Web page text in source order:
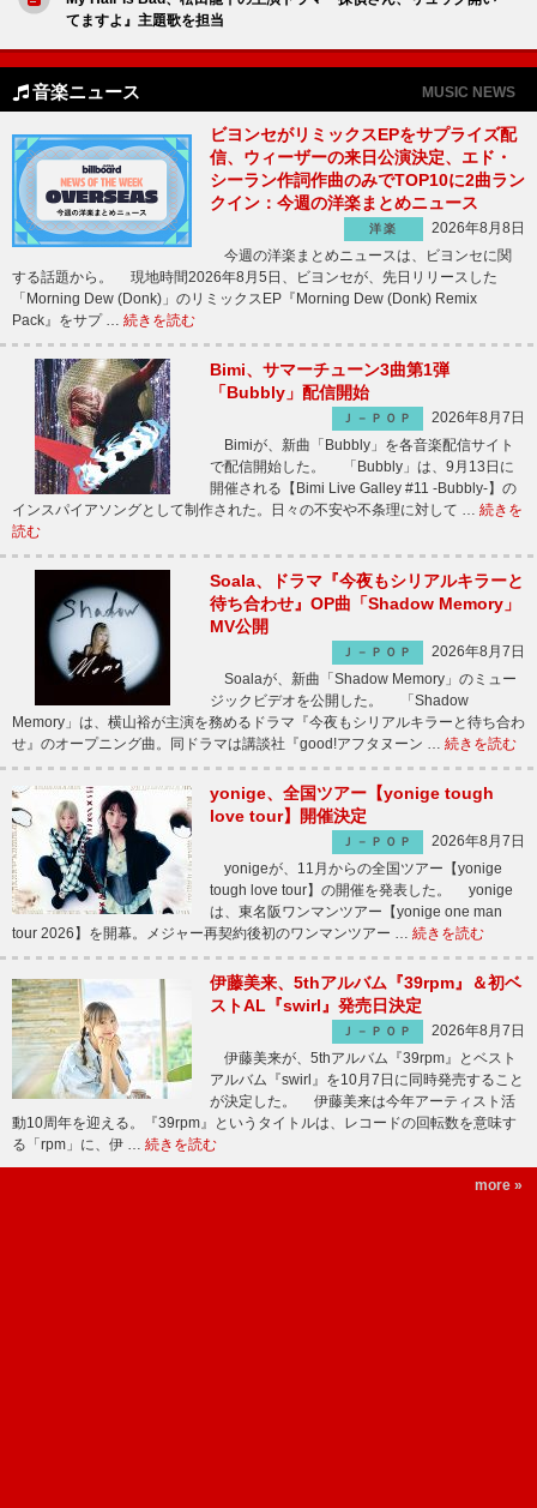
てますよ』主題歌を担当
音楽ニュース MUSIC NEWS
ビヨンセがリミックスEPをサプライズ配
信、ウィーザーの来日公演決定、エド・
シーラン作詞作曲のみでTOP10に2曲ラン
クイン：今週の洋楽まとめニュース
洋楽
2026年8月8日
今週の洋楽まとめニュースは、ビヨンセに関
する話題から。 現地時間2026年8月5日、ビヨンセが、先日リリースした
「Morning Dew (Donk)」のリミックスEP『Morning Dew (Donk) Remix
Pack』をサプ … 続きを読む
Bimi、サマーチューン3曲第1弾
「Bubbly」配信開始
Ｊ－ＰＯＰ
2026年8月7日
Bimiが、新曲「Bubbly」を各音楽配信サイト
で配信開始した。 「Bubbly」は、9月13日に
開催される【Bimi Live Galley #11 -Bubbly-】の
インスパイアソングとして制作された。日々の不安や不条理に対して … 続きを
読む
Soala、ドラマ『今夜もシリアルキラーと
待ち合わせ』OP曲「Shadow Memory」
MV公開
Ｊ－ＰＯＰ
2026年8月7日
Soalaが、新曲「Shadow Memory」のミュー
ジックビデオを公開した。 「Shadow
Memory」は、横山裕が主演を務めるドラマ『今夜もシリアルキラーと待ち合わ
せ』のオープニング曲。同ドラマは講談社『good!アフタヌーン … 続きを読む
yonige、全国ツアー【yonige tough
love tour】開催決定
Ｊ－ＰＯＰ
2026年8月7日
yonigeが、11月からの全国ツアー【yonige
tough love tour】の開催を発表した。 yonige
は、東名阪ワンマンツアー【yonige one man
tour 2026】を開幕。メジャー再契約後初のワンマンツアー … 続きを読む
伊藤美来、5thアルバム『39rpm』＆初ベ
ストAL『swirl』発売日決定
Ｊ－ＰＯＰ
2026年8月7日
伊藤美来が、5thアルバム『39rpm』とベスト
アルバム『swirl』を10月7日に同時発売すること
が決定した。 伊藤美来は今年アーティスト活
動10周年を迎える。『39rpm』というタイトルは、レコードの回転数を意味す
る「rpm」に、伊 … 続きを読む
more »